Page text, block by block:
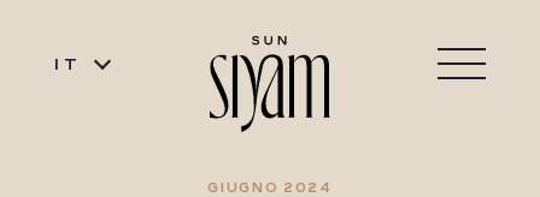
IT
GIUGNO 2024